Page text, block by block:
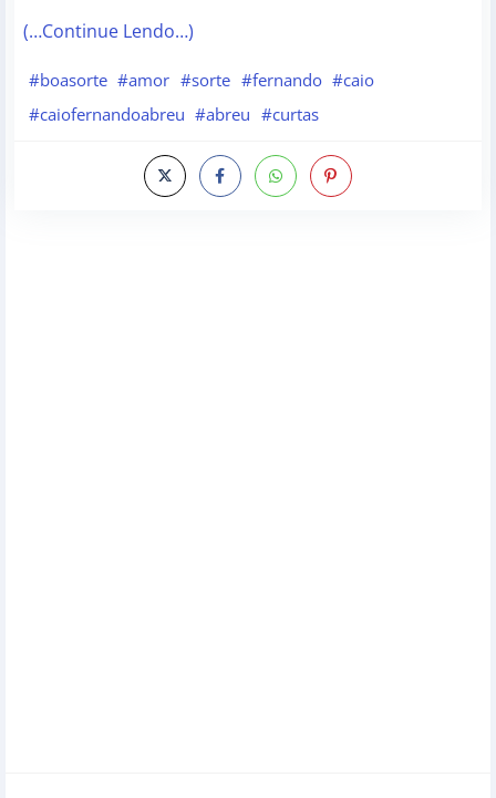
(…Continue Lendo…)
#boasorte #amor #sorte #fernando #caio
#caiofernandoabreu #abreu #curtas